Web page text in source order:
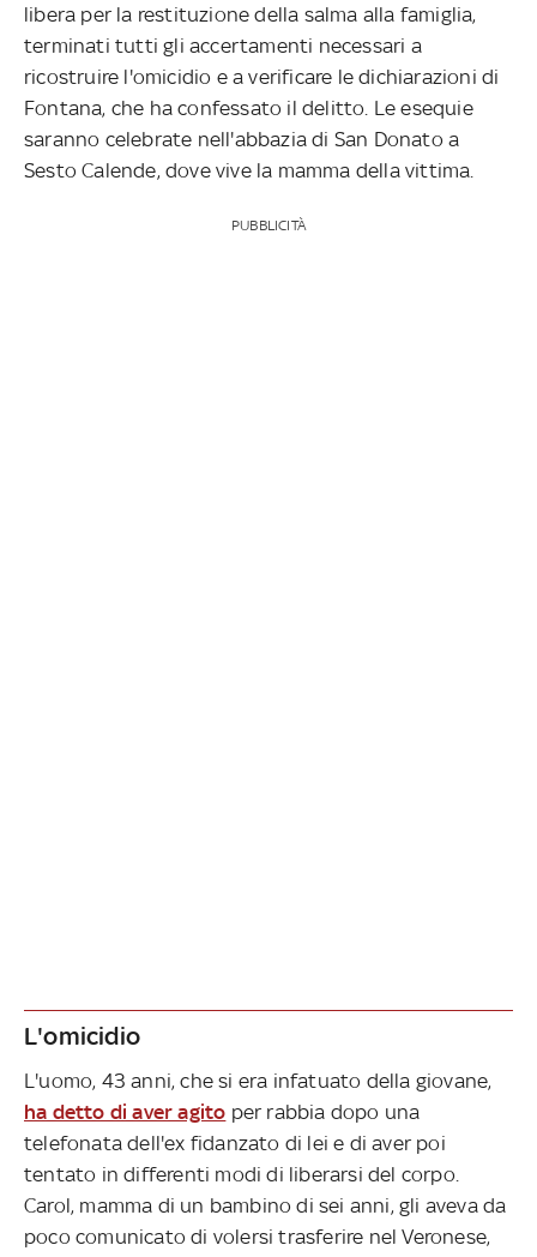
libera per la restituzione della salma alla famiglia,
terminati tutti gli accertamenti necessari a
ricostruire l'omicidio e a verificare le dichiarazioni di
Fontana, che ha confessato il delitto. Le esequie
saranno celebrate nell'abbazia di San Donato a
Sesto Calende, dove vive la mamma della vittima.
PUBBLICITÀ
L'omicidio
L'uomo, 43 anni, che si era infatuato della giovane,
ha detto di aver agito per rabbia dopo una
telefonata dell'ex fidanzato di lei e di aver poi
tentato in differenti modi di liberarsi del corpo.
Carol, mamma di un bambino di sei anni, gli aveva da
poco comunicato di volersi trasferire nel Veronese,